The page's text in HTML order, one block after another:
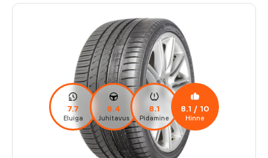
7.7
Eluiga
8.4
Juhitavus
8.1
Pidamine
8.1 / 10
Hinne